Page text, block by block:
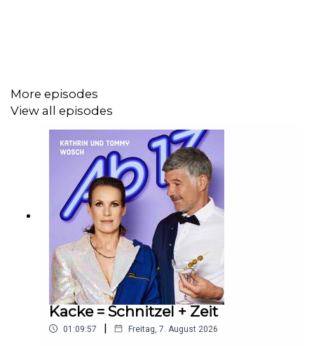
More episodes
View all episodes
Kacke = Schnitzel + Zeit
01:09:57 | Freitag, 7. August 2026